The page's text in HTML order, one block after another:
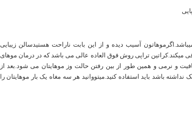
آسیب دیده و از این بابت ناراحت هستیدسالن زیبایی
میکند.کراتین تراپی روش فوق العاده عالی می باشد که در درمان موهای
و نرمی و همین طور از بین رفتن حالت وز موهایتان می شود.بعد از
باشد باید استفاده کنید.میتووانید هر سه مغاه یک بار موهایتان را